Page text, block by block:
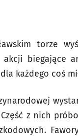
torze
biegające
każdego coś
z nich